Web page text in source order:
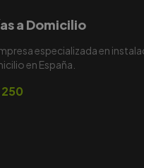
a Domicilio
especializada en
en España.